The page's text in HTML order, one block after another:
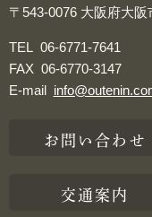
〒543-0076 大阪府大阪
TEL 06-6771-7641
FAX 06-6770-3147
E-mail
お問い合わせ
交通案内